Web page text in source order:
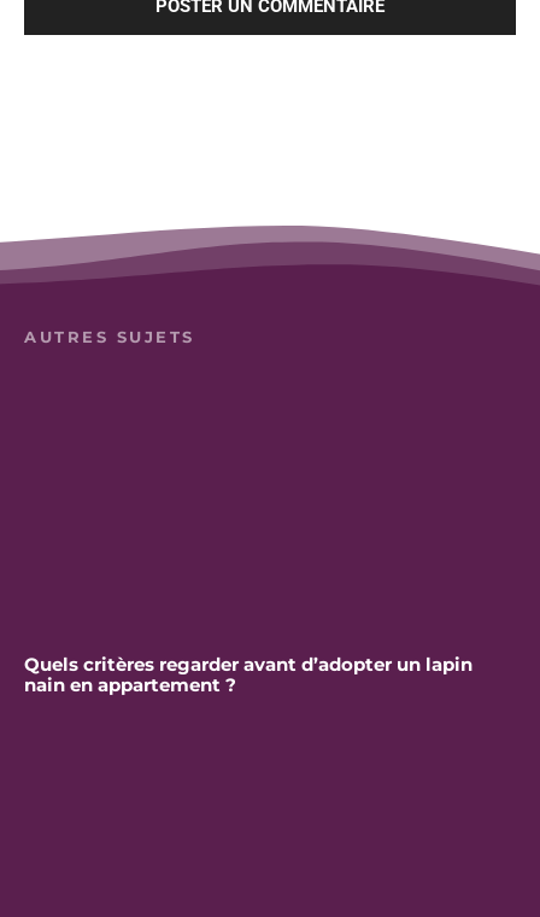
AUTRES SUJETS
Quels critères regarder avant d’adopter un lapin
nain en appartement ?